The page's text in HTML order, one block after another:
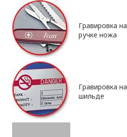
Гравировка на
ручке ножа
Гравировка на
шильде